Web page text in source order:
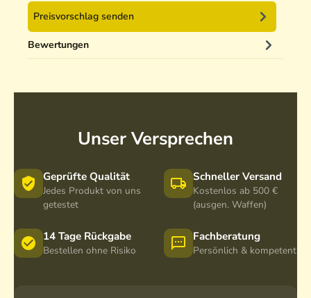
Preisvorschlag senden
Bewertungen
Unser Versprechen
Geprüfte Qualität
Jedes Produkt von uns
getestet
Schneller Versand
Kostenlos ab 500 €
(ausgen. Waffen)
14 Tage Rückgabe
Bestellen ohne Risiko
Fachberatung
Persönlich & kompetent